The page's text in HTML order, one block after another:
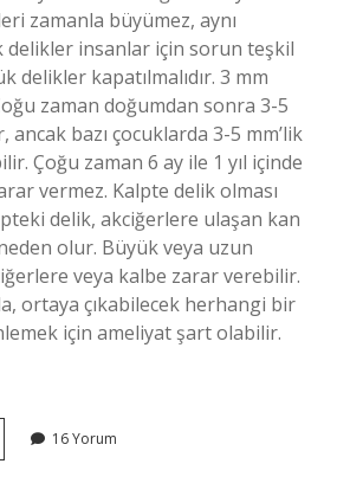
zamanla büyümez, aynı
delikler insanlar için sorun teşkil
delikler kapatılmalıdır. 3 mm
zaman doğumdan sonra 3-5
ancak bazı çocuklarda 3-5 mm’lik
Çoğu zaman 6 ay ile 1 yıl içinde
vermez. Kalpte delik olması
delik, akciğerlere ulaşan kan
olur. Büyük veya uzun
veya kalbe zarar verebilir.
ortaya çıkabilecek herhangi bir
için ameliyat şart olabilir.
16 Yorum